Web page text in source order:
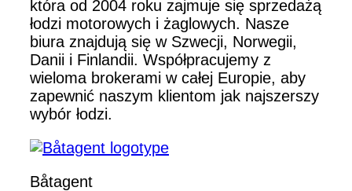
która od 2004 roku zajmuje się sprzedażą
łodzi motorowych i żaglowych. Nasze
biura znajdują się w Szwecji, Norwegii,
Danii i Finlandii. Współpracujemy z
wieloma brokerami w całej Europie, aby
zapewnić naszym klientom jak najszerszy
wybór łodzi.
Båtagent